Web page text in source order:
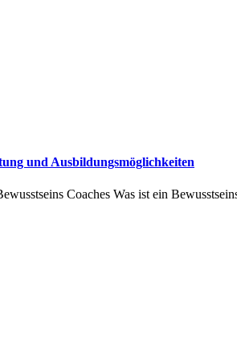
und Ausbildungsmöglichkeiten
Coaches W‬as i‬st e‬in